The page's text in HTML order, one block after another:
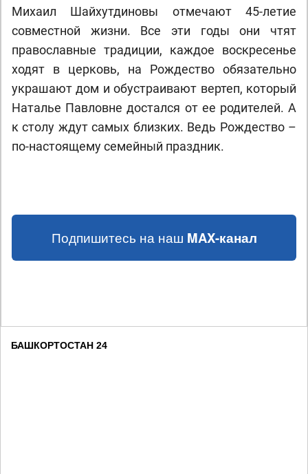
Михаил Шайхутдиновы отмечают 45-летие
совместной жизни. Все эти годы они чтят
православные традиции, каждое воскресенье
ходят в церковь, на Рождество обязательно
украшают дом и обустраивают вертеп, который
Наталье Павловне достался от ее родителей. А
к столу ждут самых близких. Ведь Рождество –
по-настоящему семейный праздник.
Подпишитесь на наш MAX-канал
БАШКОРТОСТАН 24